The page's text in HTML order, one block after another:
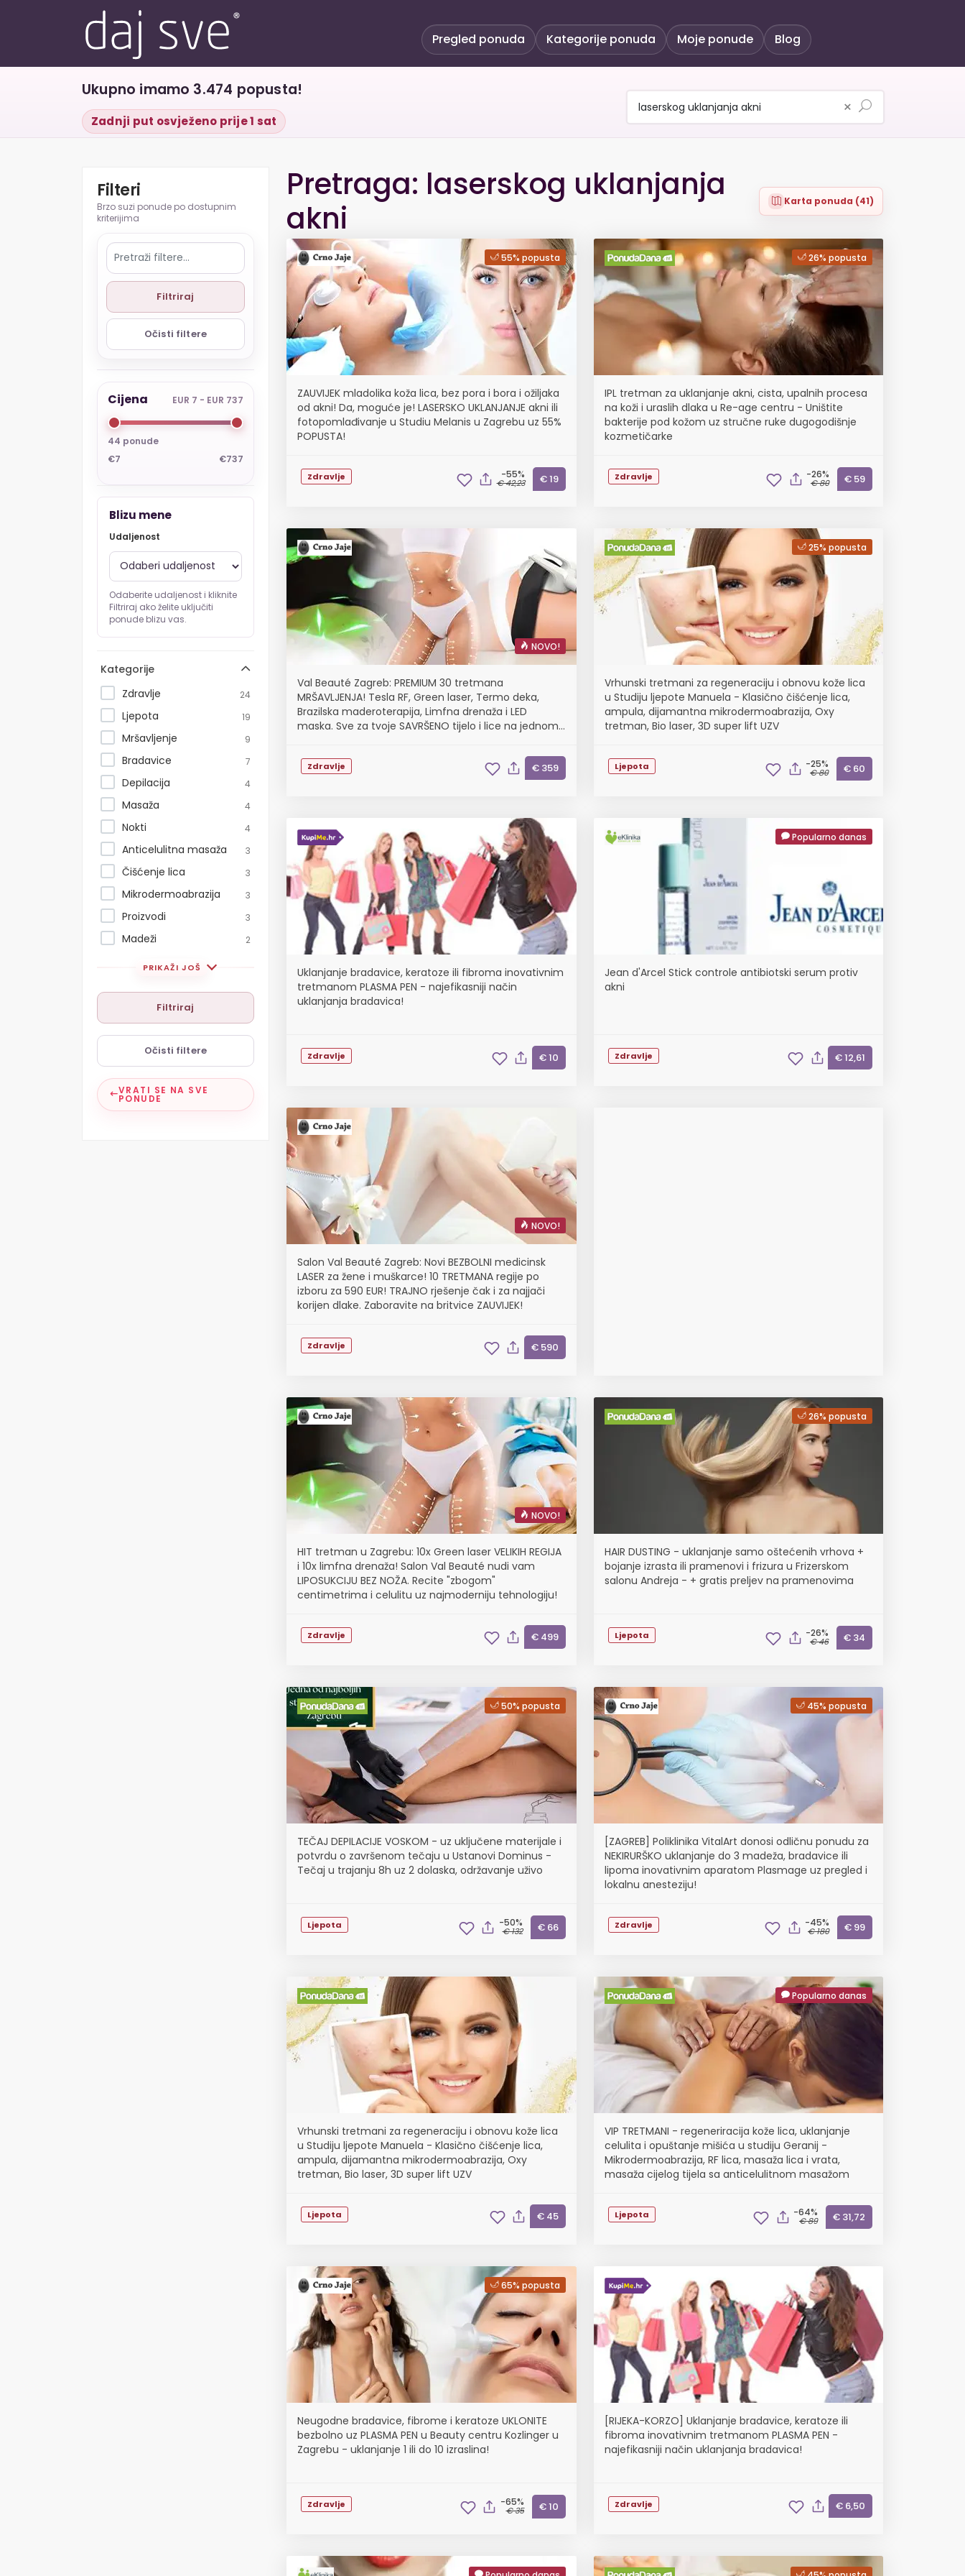
Pregled ponuda Kategorije ponuda Moje ponude Blog
Ukupno imamo 3.474 popusta!
Zadnji put osvježeno prije 1 sat
×
Filteri
Filtriraj
Očisti filtere
Cijena EUR 7 - EUR 737
44 ponude
€7
€737
Blizu mene
Udaljenost
Odaberite udaljenost i kliknite
Filtriraj ako želite uključiti
ponude blizu vas.
Kategorije
Zdravlje
24
Ljepota 19
Mršavljenje 9
Bradavice 7
Depilacija 4
Masaža 4
Nokti 4
Anticelulitna masaža 3
Čišćenje lica 3
Mikrodermoabrazija 3
Proizvodi 3
Madeži 2
PRIKAŽI JOŠ
Filtriraj
Očisti filtere
VRATI SE NA SVE
PONUDE
Pretraga: laserskog uklanjanja
akni
Karta ponuda (41)
55% popusta
ZAUVIJEK mladolika koža lica, bez pora i bora i ožiljaka
od akni! Da, moguće je! LASERSKO UKLANJANJE akni ili
fotopomlađivanje u Studiu Melanis u Zagrebu uz 55%
POPUSTA!
Zdravlje -55%
€ 42,23 € 19
26% popusta
IPL tretman za uklanjanje akni, cista, upalnih procesa
na koži i uraslih dlaka u Re-age centru - Uništite
bakterije pod kožom uz stručne ruke dugogodišnje
kozmetičarke
Zdravlje -26%
€ 80 € 59
NOVO!
Val Beauté Zagreb: PREMIUM 30 tretmana
MRŠAVLJENJA! Tesla RF, Green laser, Termo deka,
Brazilska maderoterapija, Limfna drenaža i LED
maska. Sve za tvoje SAVRŠENO tijelo i lice na jednom
Zdravlje € 359
25% popusta
Vrhunski tretmani za regeneraciju i obnovu kože lica
u Studiju ljepote Manuela - Klasično čišćenje lica,
ampula, dijamantna mikrodermoabrazija, Oxy
tretman, Bio laser, 3D super lift UZV
Ljepota -25%
€ 80 € 60
Uklanjanje bradavice, keratoze ili fibroma inovativnim
tretmanom PLASMA PEN - najefikasniji način
uklanjanja bradavica!
Zdravlje € 10
Popularno danas
Jean d'Arcel Stick controle antibiotski serum protiv
akni
Zdravlje € 12,61
NOVO!
Salon Val Beauté Zagreb: Novi BEZBOLNI medicinsk
LASER za žene i muškarce! 10 TRETMANA regije po
izboru za 590 EUR! TRAJNO rješenje čak i za najjači
korijen dlake. Zaboravite na britvice ZAUVIJEK!
Zdravlje € 590
NOVO!
HIT tretman u Zagrebu: 10x Green laser VELIKIH REGIJA
i 10x limfna drenaža! Salon Val Beauté nudi vam
LIPOSUKCIJU BEZ NOŽA. Recite "zbogom"
centimetrima i celulitu uz najmoderniju tehnologiju!
Zdravlje € 499
26% popusta
HAIR DUSTING - uklanjanje samo oštećenih vrhova +
bojanje izrasta ili pramenovi i frizura u Frizerskom
salonu Andreja - + gratis preljev na pramenovima
Ljepota -26%
€ 46 € 34
50% popusta
TEČAJ DEPILACIJE VOSKOM - uz uključene materijale i
potvrdu o završenom tečaju u Ustanovi Dominus -
Tečaj u trajanju 8h uz 2 dolaska, održavanje uživo
Ljepota -50%
€ 132 € 66
45% popusta
[ZAGREB] Poliklinika VitalArt donosi odličnu ponudu za
NEKIRURŠKO uklanjanje do 3 madeža, bradavice ili
lipoma inovativnim aparatom Plasmage uz pregled i
lokalnu anesteziju!
Zdravlje -45%
€ 180 € 99
Vrhunski tretmani za regeneraciju i obnovu kože lica
u Studiju ljepote Manuela - Klasično čišćenje lica,
ampula, dijamantna mikrodermoabrazija, Oxy
tretman, Bio laser, 3D super lift UZV
Ljepota € 45
Popularno danas
VIP TRETMANI - regeneriracija kože lica, uklanjanje
celulita i opuštanje mišića u studiju Geranij -
Mikrodermoabrazija, RF lica, masaža lica i vrata,
masaža cijelog tijela sa anticelulitnom masažom
Ljepota -64%
€ 89 € 31,72
65% popusta
Neugodne bradavice, fibrome i keratoze UKLONITE
bezbolno uz PLASMA PEN u Beauty centru Kozlinger u
Zagrebu - uklanjanje 1 ili do 10 izraslina!
Zdravlje -65%
€ 35 € 10
[RIJEKA-KORZO] Uklanjanje bradavice, keratoze ili
fibroma inovativnim tretmanom PLASMA PEN -
najefikasniji način uklanjanja bradavica!
Zdravlje € 6,50